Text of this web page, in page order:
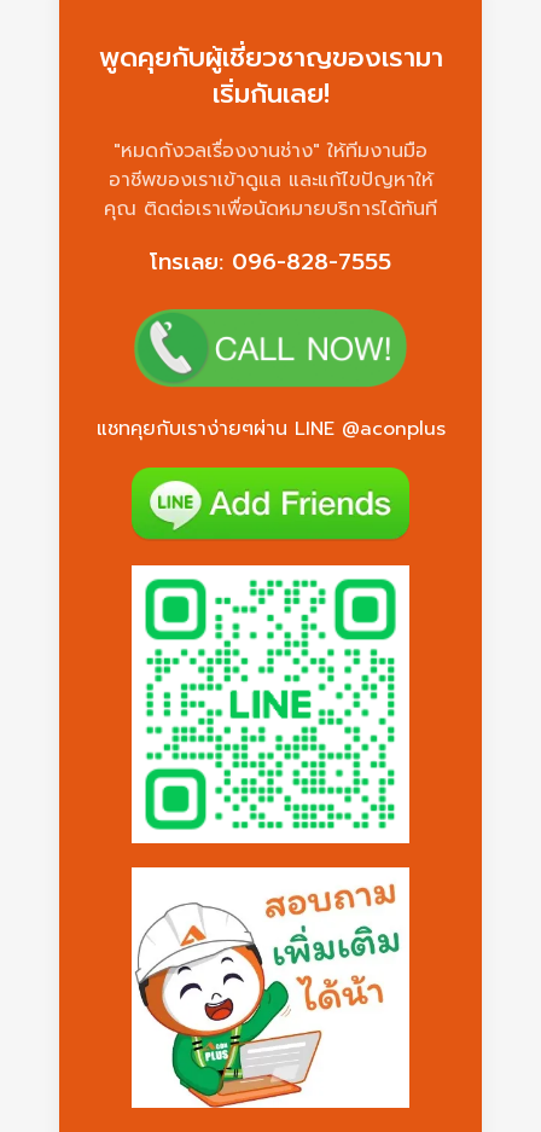
พูดคุยกับผู้เชี่ยวชาญของเรามา
เริ่มกันเลย!
"หมดกังวลเรื่องงานช่าง" ให้ทีมงานมือ
อาชีพของเราเข้าดูแล และแก้ไขปัญหาให้
คุณ ติดต่อเราเพื่อนัดหมายบริการได้ทันที
โทรเลย: 096-828-7555
แชทคุยกับเราง่ายๆผ่าน LINE @aconplus